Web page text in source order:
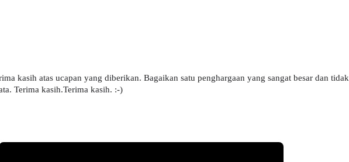
kasih atas ucapan yang diberikan. Bagaikan satu penghargaan yang sangat besar dan tidak
Terima kasih.Terima kasih. :-)